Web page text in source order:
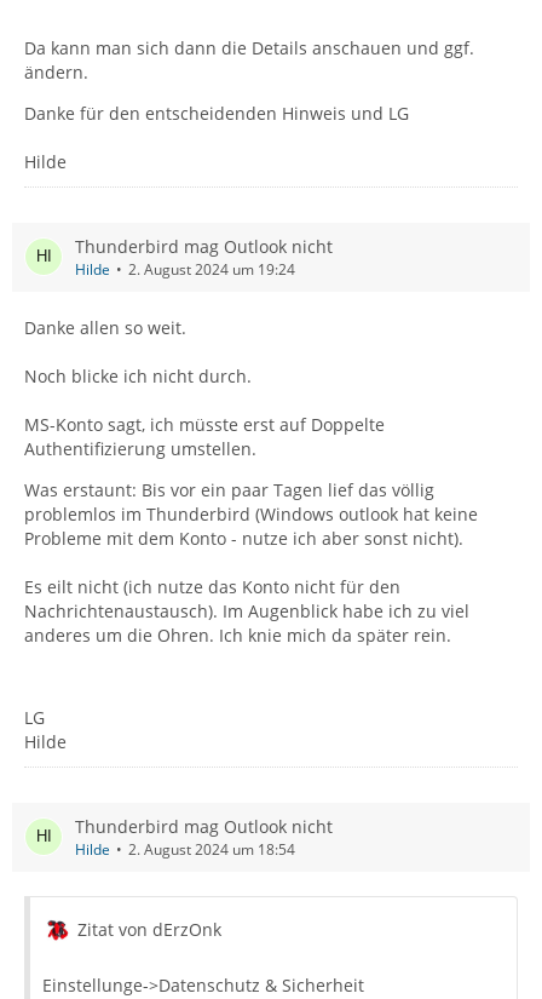
Da kann man sich dann die Details anschauen und ggf.
ändern.
Danke für den entscheidenden Hinweis und LG
Hilde
Thunderbird mag Outlook nicht
Hilde 2. August 2024 um 19:24
Danke allen so weit.
Noch blicke ich nicht durch.
MS-Konto sagt, ich müsste erst auf Doppelte
Authentifizierung umstellen.
Was erstaunt: Bis vor ein paar Tagen lief das völlig
problemlos im Thunderbird (Windows outlook hat keine
Probleme mit dem Konto - nutze ich aber sonst nicht).
Es eilt nicht (ich nutze das Konto nicht für den
Nachrichtenaustausch). Im Augenblick habe ich zu viel
anderes um die Ohren. Ich knie mich da später rein.
LG
Hilde
Thunderbird mag Outlook nicht
Hilde 2. August 2024 um 18:54
Zitat von dErzOnk
Einstellunge->Datenschutz & Sicherheit